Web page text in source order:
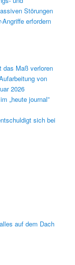
Störungen
erfordern
das Maß verloren
von
2026
„heute journal”
sich bei
auf dem Dach